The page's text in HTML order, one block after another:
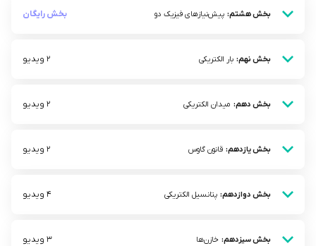
بخش هشتم: پیش‌نیازهای فیزیک دو بخش رایگان
بخش نهم: بار الکتریکی 2 ویدیو
بخش دهم: میدان الکتریکی 2 ویدیو
بخش یازدهم: قانون گاوس 2 ویدیو
بخش دوازدهم: پتانسیل الکتریکی 4 ویدیو
بخش سیزدهم: خازن‌ها 3 ویدیو